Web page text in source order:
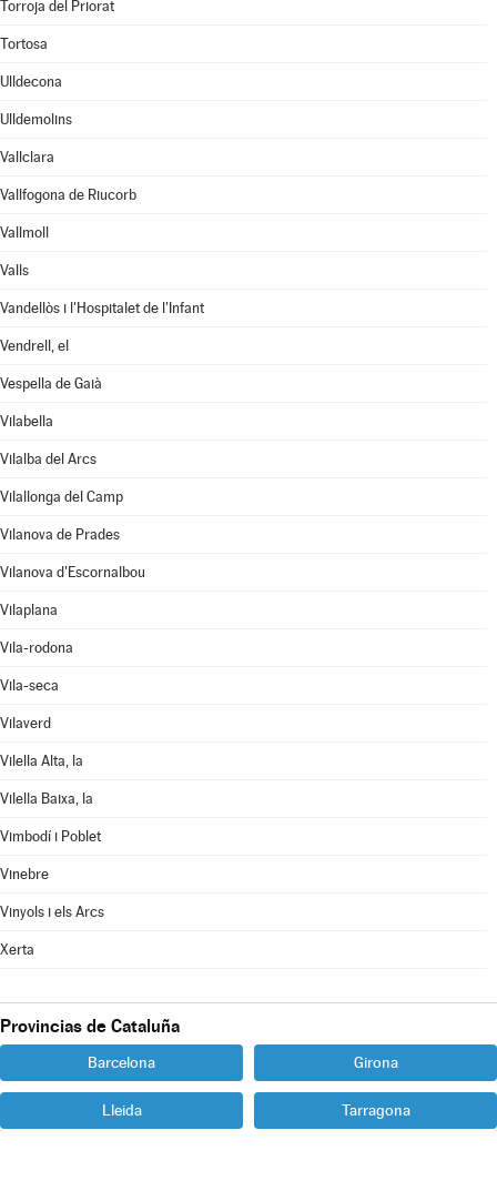
Torroja del Priorat
Tortosa
Ulldecona
Ulldemolins
Vallclara
Vallfogona de Riucorb
Vallmoll
Valls
Vandellòs i l'Hospitalet de l'Infant
Vendrell, el
Vespella de Gaià
Vilabella
Vilalba del Arcs
Vilallonga del Camp
Vilanova de Prades
Vilanova d'Escornalbou
Vilaplana
Vila-rodona
Vila-seca
Vilaverd
Vilella Alta, la
Vilella Baixa, la
Vimbodí i Poblet
Vinebre
Vinyols i els Arcs
Xerta
Provincias de Cataluña
Barcelona Girona
Lleida Tarragona